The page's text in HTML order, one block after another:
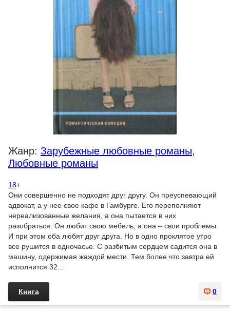
Жанр: Зарубежные любовные романы,
Любовные романы
18+
Они совершенно не подходят друг другу. Он преуспевающий
адвокат, а у нее свое кафе в Гамбурге. Его переполняют
нереализованные желания, а она пытается в них
разобраться. Он любит свою мебель, а она – свои проблемы.
И при этом оба любят друг друга. Но в одно проклятое утро
все рушится в одночасье. С разбитым сердцем садится она в
машину, одержимая жаждой мести. Тем более что завтра ей
исполнится 32...
0
Книга